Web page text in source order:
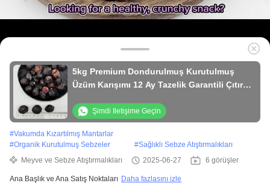
5kg Premium Dondurulmuş Kurutulmuş
Üzüm Karışımı 12 Ay Tazelik Garantili Çıtır
Şimdi Iletişime Geçin
#Vakumda Kızartılmış Mantarlar
#Organik Kurutulmuş Sebzeler #Sağlıklı Sebze Atıştırmalıkları
Meyve ve Sebze Atıştırmalıkları
2025-06-27 6 görüşler
Ana Başlık ve Ana Satış Noktaları Daha fazlasını izle